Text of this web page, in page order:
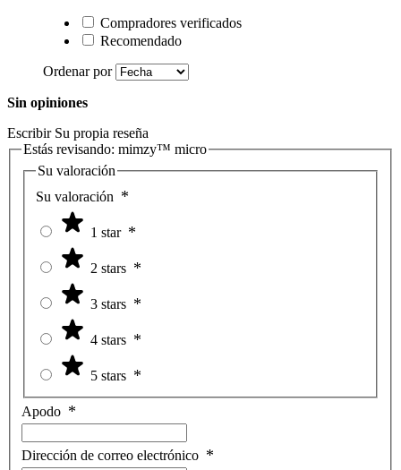
Compradores verificados
Recomendado
Ordenar por
Sin opiniones
Escribir Su propia reseña
Estás revisando: mimzy™ micro
Su valoración
Su valoración
1 star
2 stars
3 stars
4 stars
5 stars
Apodo
Dirección de correo electrónico